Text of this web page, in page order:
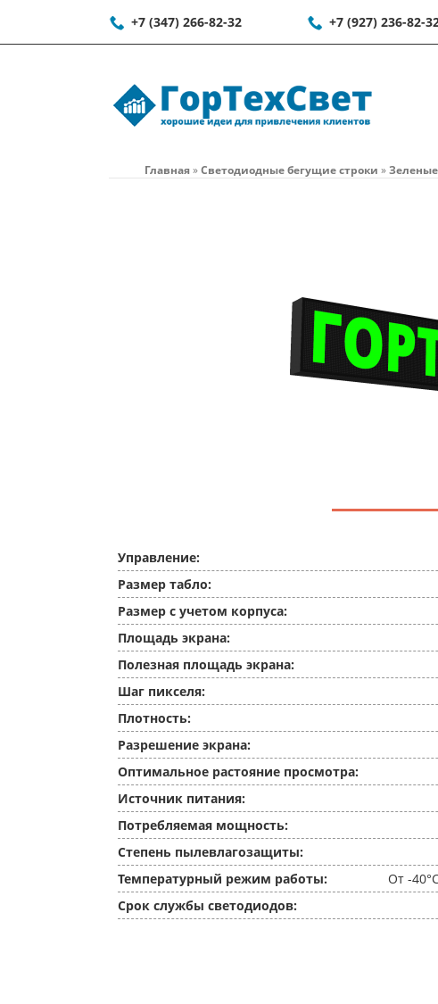
+7 (347) 266-82-32 +7 (927) 236-82-
Главная»Светодиодные бегущие строки »Зеленые
Управление:
Размер табло:
Размер с учетом корпуса:
Площадь экрана:
Полезная площадь экрана:
Шаг пикселя:
Плотность:
Разрешение экрана:
Оптимальное растояние просмотра:
Источник питания:
Потребляемая мощность:
Степень пылевлагозащиты:
Температурный режим работы:
От -
Срок службы светодиодов: